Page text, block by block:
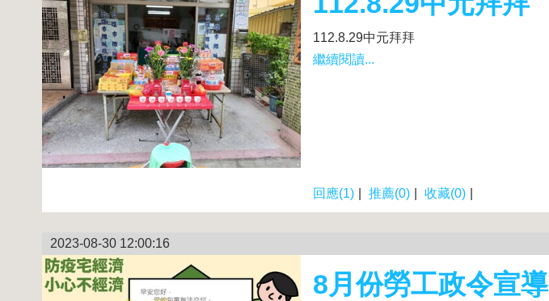
112.8.29中元拜拜
繼續閱讀...
回應(1) 推薦(0) 收藏(0)
2023-08-30 12:00:16
8月份勞工政令宣導